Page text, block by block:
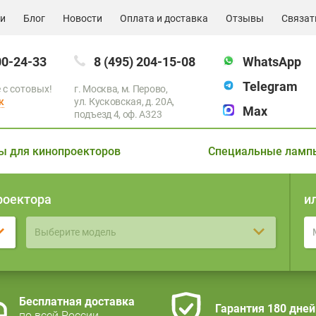
Блог Новости Оплата и доставка Отзывы
24-33
сотовых!
8 (495) 204-15-08
г. Москва, м. Перово,
ул. Кусковская, д. 20А,
подъезд 4, оф. A323
WhatsApp
Telegram
Max
для кинопроекторов Специальные
Выберите модель
Бесплатная доставка
Гарантия 180 дней